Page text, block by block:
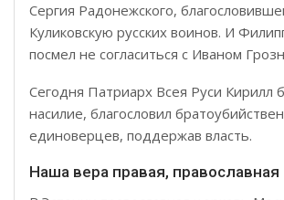
Сергия Радонежского,
Куликовскую русских воинов. И
посмел не согласиться с Иваном
Сегодня Патриарх Всея Руси Кирилл
насилие, благословил
единоверцев, поддержав власть.
Наша вера правая, православная